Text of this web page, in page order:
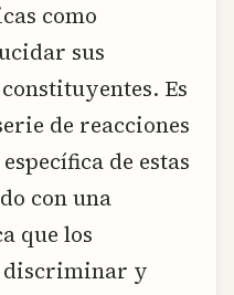
como
sus
Es
de reacciones
de estas
con una
que los
discriminar y